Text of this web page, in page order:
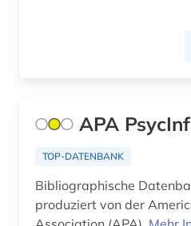
baurecht (6)
baustoff (3)
APA
TOP-DATENBANK
Bibliographische
produziert von der